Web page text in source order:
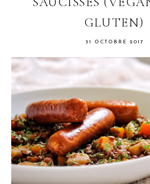
VEGANGLUTEN)
31 OCTOBRE 2017